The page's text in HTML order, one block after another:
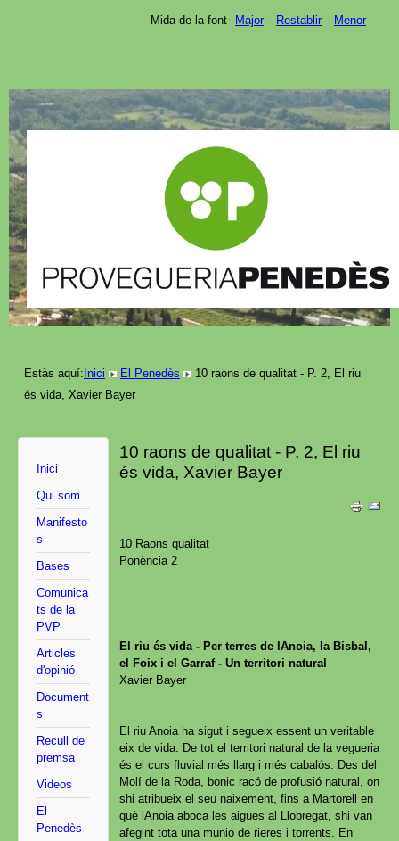
Mida de la font Major Restablir Menor
Estàs aquí:Inici El Penedès
10 raons de qualitat - P. 2, El riu
és vida, Xavier Bayer
Inici
Qui som
Manifesto
s
Bases
Comunica
ts de la
PVP
Articles
d'opinió
Document
s
Recull de
premsa
Videos
El
Penedès
10 raons de qualitat - P. 2, El riu
és vida, Xavier Bayer
10 Raons qualitat
Ponència 2
El riu és vida - Per terres de lAnoia, la Bisbal,
el Foix i el Garraf - Un territori natural
Xavier Bayer
El riu Anoia ha sigut i segueix essent un veritable
eix de vida. De tot el territori natural de la vegueria
és el curs fluvial més llarg i més cabalós. Des del
Molí de la Roda, bonic racó de profusió natural, on
shi atribueix el seu naixement, fins a Martorell en
què lAnoia aboca les aigües al Llobregat, shi van
afegint tota una munió de rieres i torrents. En